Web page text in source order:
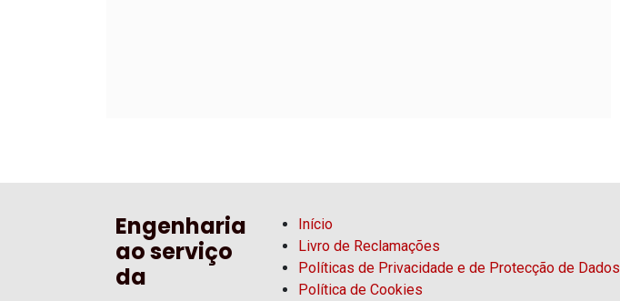
Engenharia
ao serviço
da
Início
Livro de Reclamações
Políticas de Privacidade e de Protecção de Dados
Política de Cookies